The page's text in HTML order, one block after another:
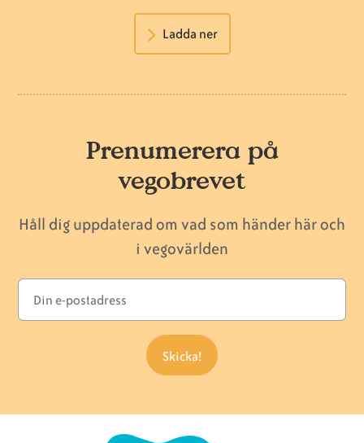
Ladda ner
Prenumerera på
vegobrevet
Håll dig uppdaterad om vad som händer här och
i vegovärlden